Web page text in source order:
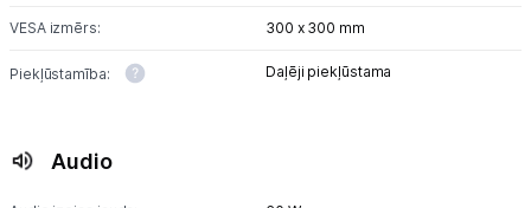
VESA izmērs: 300 x 300 mm
Piekļūstamība: Daļēji piekļūstama
Audio